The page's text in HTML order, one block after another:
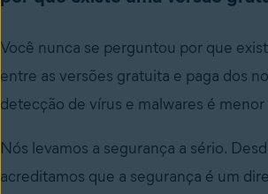
Você nunca se perguntou por que
entre as versões gratuita e paga dos
detecção de vírus e malwares é
Nós levamos a segurança a sério.
acreditamos que a segurança é um